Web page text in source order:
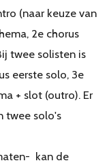
(naar keuze van
2e chorus
twee solisten is
eerste solo, 3e
+ slot (outro). Er
twee solo's
kan de